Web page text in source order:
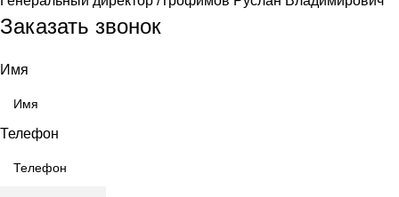
Заказать звонок
Имя
Телефон